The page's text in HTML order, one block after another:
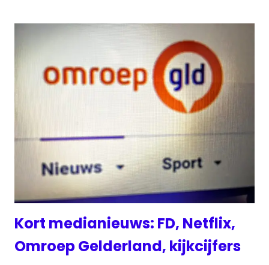
Kort medianieuws: FD, Netflix,
Omroep Gelderland, kijkcijfers